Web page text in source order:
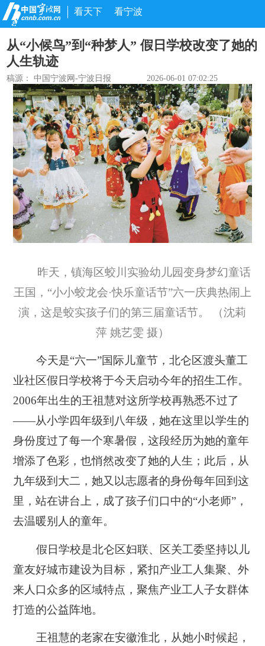
看天下 看宁波
从“小候鸟”到“种梦人” 假日学校改变了她的
人生轨迹
稿源：中国宁波网-宁波日报 2026-06-01 07:02:25
昨天，镇海区蛟川实验幼儿园变身梦幻童话
王国，“小小蛟龙会·快乐童话节”六一庆典热闹上
演，这是蛟实孩子们的第三届童话节。 （沈莉
萍 姚艺雯 摄）
今天是“六一”国际儿童节，北仑区渡头董工
业社区假日学校将于今天启动今年的招生工作。
2006年出生的王祖慧对这所学校再熟悉不过了
——从小学四年级到八年级，她在这里以学生的
身份度过了每一个寒暑假，这段经历为她的童年
增添了色彩，也悄然改变了她的人生；此后，从
九年级到大二，她又以志愿者的身份每年回到这
里，站在讲台上，成了孩子们口中的“小老师”，
去温暖别人的童年。
假日学校是北仑区妇联、区关工委坚持以儿
童友好城市建设为目标，紧扣产业工人集聚、外
来人口众多的区域特点，聚焦产业工人子女群体
打造的公益阵地。
王祖慧的老家在安徽淮北，从她小时候起，